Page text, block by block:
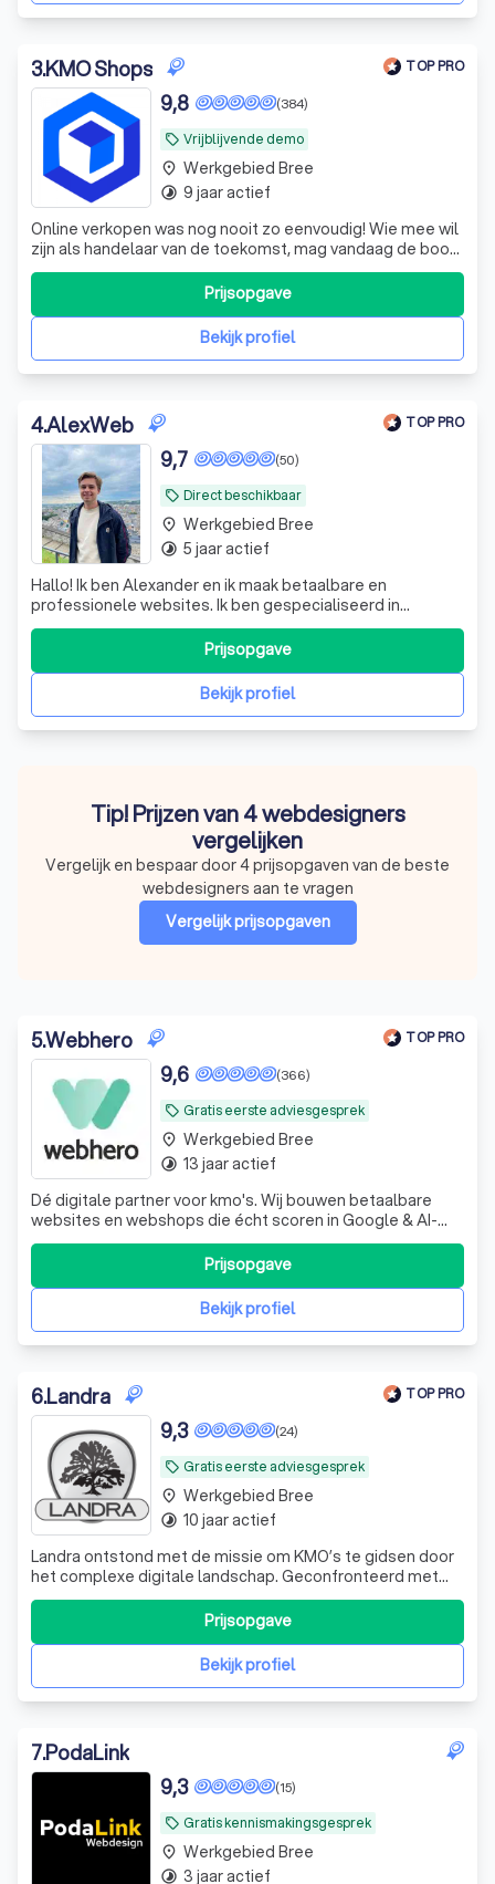
3.KMO Shops TOP PRO
local_offer Vrijblijvende demo
(384)
9,8
Online verkopen was nog nooit zo eenvoudig! Wie mee wil
zijn als handelaar van de toekomst, mag vandaag de boot
niet missen. Ontdek waarom KMO Shops verkozen is tot
beste e-commerce en webshop bouwer van België.
Verkoop eenvoudig via één centraal controlepaneel op je
online winkel, Facebook, Instag
Bekijk profiel
Prijsopgave
place Werkgebied Bree
timelapse 9 jaar actief
4.AlexWeb TOP PRO
local_offer Direct beschikbaar
(50)
9,7
Hallo! Ik ben Alexander en ik maak betaalbare en
professionele websites. Ik ben gespecialiseerd in
websites voor zelfstandigen en KMO's. Mijn sterktes
liggen in mijn flexibele manier van werken, klantenservice
en het bouwen van boekinssystemen en webshops. Ik
studeer burgerlijk ingenieur computerwe
Bekijk profiel
Prijsopgave
place Werkgebied Bree
timelapse 5 jaar actief
Tip! Prijzen van 4 webdesigners
vergelijken
Vergelijk en bespaar door 4 prijsopgaven van de beste
webdesigners aan te vragen
Vergelijk prijsopgaven
5.Webhero TOP PRO
local_offer Gratis eerste adviesgesprek
(366)
9,6
Dé digitale partner voor kmo's. Wij bouwen betaalbare
websites en webshops die écht scoren in Google & AI-
tools zoals ChatGPT. Inclusief gratis 5-sterren support!
Bekijk profiel
Prijsopgave
place Werkgebied Bree
timelapse 13 jaar actief
6.Landra TOP PRO
local_offer Gratis eerste adviesgesprek
(24)
9,3
Landra ontstond met de missie om KMO’s te gidsen door
het complexe digitale landschap. Geconfronteerd met
tegenstrijdige informatie over online zichtbaarheid,
streven wij ernaar elke klant te leiden naar oplossingen die
perfect aansluiten bij hun specifieke noden, wensen en
budget. Bij Landra vindtBekijk profiel
Prijsopgave
place Werkgebied Bree
timelapse 10 jaar actief
7.PodaLink
local_offer Gratis kennismakingsgesprek
(15)
9,3
place Werkgebied Bree
timelapse 3 jaar actief